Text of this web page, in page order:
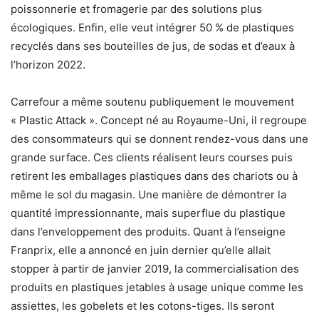
poissonnerie et fromagerie par des solutions plus
écologiques. Enfin, elle veut intégrer 50 % de plastiques
recyclés dans ses bouteilles de jus, de sodas et d’eaux à
l’horizon 2022.
Carrefour a même soutenu publiquement le mouvement
« Plastic Attack ». Concept né au Royaume-Uni, il regroupe
des consommateurs qui se donnent rendez-vous dans une
grande surface. Ces clients réalisent leurs courses puis
retirent les emballages plastiques dans des chariots ou à
même le sol du magasin. Une manière de démontrer la
quantité impressionnante, mais superflue du plastique
dans l’enveloppement des produits. Quant à l’enseigne
Franprix, elle a annoncé en juin dernier qu’elle allait
stopper à partir de janvier 2019, la commercialisation des
produits en plastiques jetables à usage unique comme les
assiettes, les gobelets et les cotons-tiges. Ils seront